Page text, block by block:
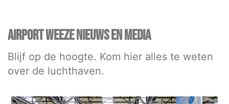
AIRPORT WEEZE NIEUWS EN MEDIA
Blijf op de hoogte. Kom hier alles te weten
over de luchthaven.